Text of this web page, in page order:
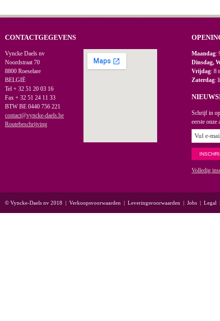
CONTACTGEGEVENS
Vyncke Daels nv
Noordstraat 70
8800 Roeselare
BELGIË
Tel + 32 51 20 03 16
Fax + 32 51 24 11 33
BTW BE 0440 756 221
contact@vyncke-daels.be
Routebeschrijving
Maandag:
Dinsdag,
Vrijdag: 8
Zaterdag:
Schrijf in
eerste onze
Volledig
© Vyncke-Daels nv 2018 | Verkoopsvoorwaarden | Leveringsvoorwaarden | Jobs | Legal